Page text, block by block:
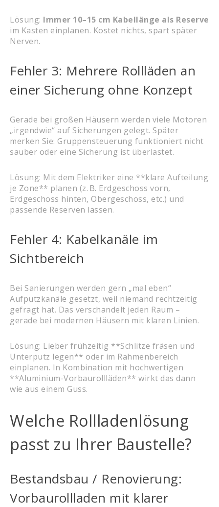
Lösung: Immer 10–15 cm Kabellänge als Reserve
im Kasten einplanen. Kostet nichts, spart später
Nerven.
Fehler 3: Mehrere Rollläden an
einer Sicherung ohne Konzept
Gerade bei großen Häusern werden viele Motoren
„irgendwie“ auf Sicherungen gelegt. Später
merken Sie: Gruppensteuerung funktioniert nicht
sauber oder eine Sicherung ist überlastet.
Lösung: Mit dem Elektriker eine **klare Aufteilung
je Zone** planen (z. B. Erdgeschoss vorn,
Erdgeschoss hinten, Obergeschoss, etc.) und
passende Reserven lassen.
Fehler 4: Kabelkanäle im
Sichtbereich
Bei Sanierungen werden gern „mal eben“
Aufputzkanäle gesetzt, weil niemand rechtzeitig
gefragt hat. Das verschandelt jeden Raum –
gerade bei modernen Häusern mit klaren Linien.
Lösung: Lieber frühzeitig **Schlitze fräsen und
Unterputz legen** oder im Rahmenbereich
einplanen. In Kombination mit hochwertigen
**Aluminium-Vorbaurollläden** wirkt das dann
wie aus einem Guss.
Welche Rollladenlösung
passt zu Ihrer Baustelle?
Bestandsbau / Renovierung:
Vorbaurollladen mit klarer